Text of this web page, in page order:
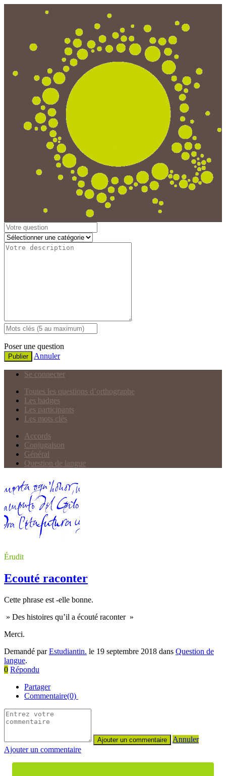
Poser une question
Publier Annuler
Se connecter
Toutes les questions d’orthographe
Les badges
Les participants
Les mots clés
Accords
Conjugaison
Général
Question de langue
Érudit
Ecouté raconter
Cette phrase est -elle bonne.
» Des histoires qu’il a écouté raconter »
Merci.
Demandé parEstudiantin. le 19 septembre 2018 dans Question de
langue.
0 Répondu
Partager
Commentaire(0)
Annuler
Ajouter un commentaire